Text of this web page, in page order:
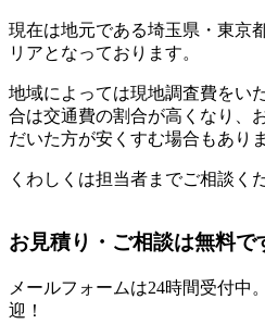
現在は地元である埼玉県・東京
リアとなっております。
地域によっては現地調査費をい
合は交通費の割合が高くなり、
だいた方が安くすむ場合もありま
くわしくは担当者までご相談く
お見積り・ご相談は無料で
メールフォームは24時間受付中。
迎！